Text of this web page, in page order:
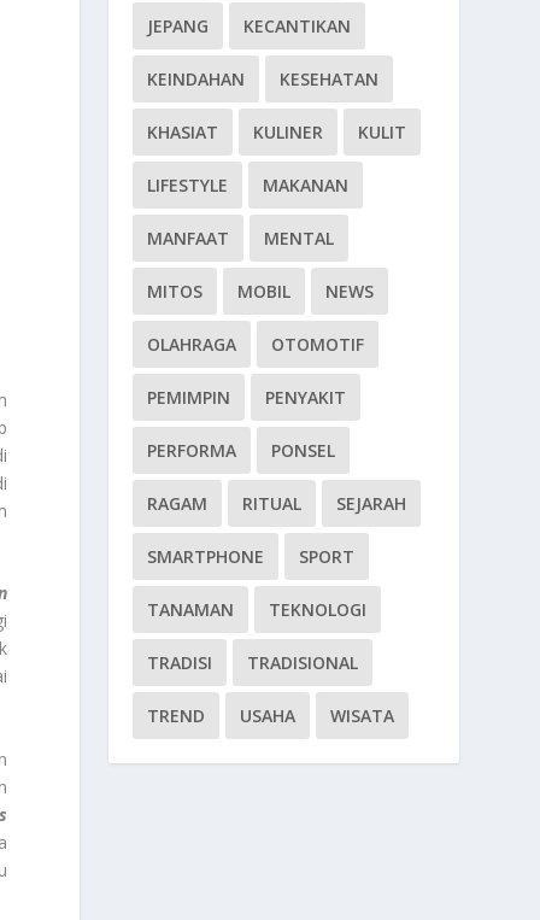
JEPANG KECANTIKAN
KEINDAHAN KESEHATAN
KHASIAT KULINER KULIT
LIFESTYLE MAKANAN
MANFAAT MENTAL
MITOS MOBIL NEWS
OLAHRAGA OTOMOTIF
PEMIMPIN PENYAKIT
PERFORMA PONSEL
RAGAM RITUAL SEJARAH
SMARTPHONE SPORT
TANAMAN TEKNOLOGI
TRADISI TRADISIONAL
TREND USAHA WISATA